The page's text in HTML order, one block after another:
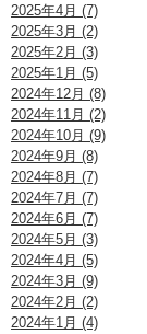
2025年4月 (7)
2025年3月 (2)
2025年2月 (3)
2025年1月 (5)
2024年12月 (8)
2024年11月 (2)
2024年10月 (9)
2024年9月 (8)
2024年8月 (7)
2024年7月 (7)
2024年6月 (7)
2024年5月 (3)
2024年4月 (5)
2024年3月 (9)
2024年2月 (2)
2024年1月 (4)